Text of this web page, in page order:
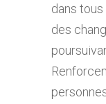
dans tous
des